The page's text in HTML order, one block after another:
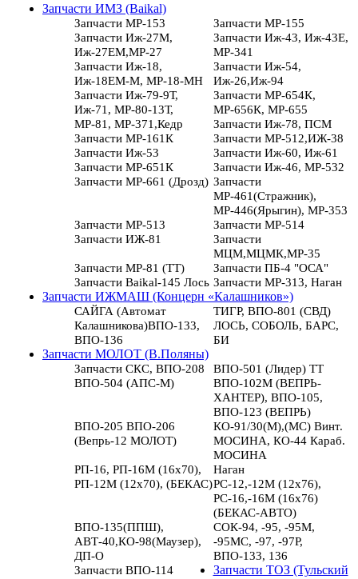
Запчасти ИМЗ (Baikal)
Запчасти МР-153
Запчасти МР-155
Запчасти Иж-27М,
Иж-27ЕМ,МР-27
Запчасти Иж-43, Иж-43Е,
МР-341
Запчасти Иж-18,
Иж-18ЕМ-М, МР-18-МН
Запчасти Иж-54,
Иж-26,Иж-94
Запчасти Иж-79-9Т,
Иж-71, МР-80-13Т,
МР-81, МР-371,Кедр
Запчасти МР-654К,
МР-656К, МР-655
Запчасти Иж-78, ПСМ
Запчасти МР-161К
Запчасти МР-512,ИЖ-38
Запчасти Иж-53
Запчасти Иж-60, Иж-61
Запчасти МР-651К
Запчасти Иж-46, МР-532
Запчасти МР-661 (Дрозд) Запчасти
МР-461(Стражник),
МР-446(Ярыгин), МР-353
Запчасти МР-513
Запчасти МР-514
Запчасти ИЖ-81
Запчасти
МЦМ,МЦМК,МР-35
Запчасти МР-81 (ТТ)
Запчасти ПБ-4 "ОСА"
Запчасти Baikal-145 Лось Запчасти МР-313, Наган
Запчасти ИЖМАШ (Концерн «Калашников»)
САЙГА (Автомат
Калашникова)ВПО-133,
ВПО-136
ТИГР, ВПО-801 (СВД)
ЛОСЬ, СОБОЛЬ, БАРС,
БИ
Запчасти МОЛОТ (В.Поляны)
Запчасти СКС, ВПО-208
ВПО-501 (Лидер) ТТ
ВПО-504 (АПС-М)
ВПО-102М (ВЕПРЬ-
ХАНТЕР), ВПО-105,
ВПО-123 (ВЕПРЬ)
ВПО-205 ВПО-206
(Вепрь-12 МОЛОТ)
КО-91/30(М),(МС) Винт.
МОСИНА, КО-44 Караб.
МОСИНА
РП-16, РП-16М (16х70),
РП-12М (12х70), (БЕКАС)
Наган
РС-12,-12М (12х76),
РС-16,-16М (16х76)
(БЕКАС-АВТО)
ВПО-135(ППШ),
АВТ-40,КО-98(Маузер),
ДП-О
СОК-94, -95, -95М,
-95МС, -97, -97Р,
ВПО-133, 136
Запчасти ВПО-114
Запчасти ТОЗ (Тульский